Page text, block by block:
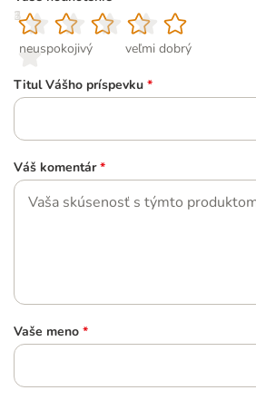
1
neuspokojivý
2
3
4
5
veľmi dobrý
Titul Vášho príspevku *
Váš komentár *
Vaše meno *